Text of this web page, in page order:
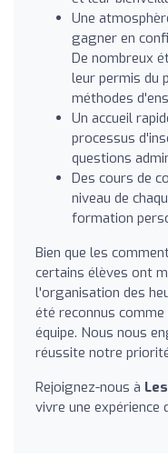
Une
gagner en
De nombreux
leur permis du
méthodes
Un accueil
processus
questions
Des cours de
niveau de
formation
Bien que les
certains élèves ont
l'organisation des
été reconnus
équipe. Nous nous
réussite notre
Rejoignez-nous à
vivre une expérience